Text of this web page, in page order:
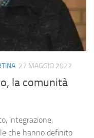
27 MAGGIO 2022
la comunità
integrazione,
che hanno definito